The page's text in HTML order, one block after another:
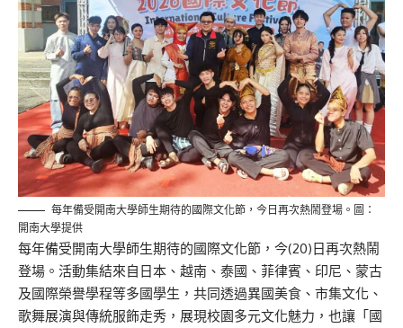
每年備受開南大學師生期待的國際文化節，今日再次熱鬧登場。圖：
開南大學提供
每年備受開南大學師生期待的國際文化節，今(20)日再次熱鬧
登場。活動集結來自日本、越南、泰國、菲律賓、印尼、蒙古
及國際榮譽學程等多國學生，共同透過異國美食、市集文化、
歌舞展演與傳統服飾走秀，展現校園多元文化魅力，也讓「國